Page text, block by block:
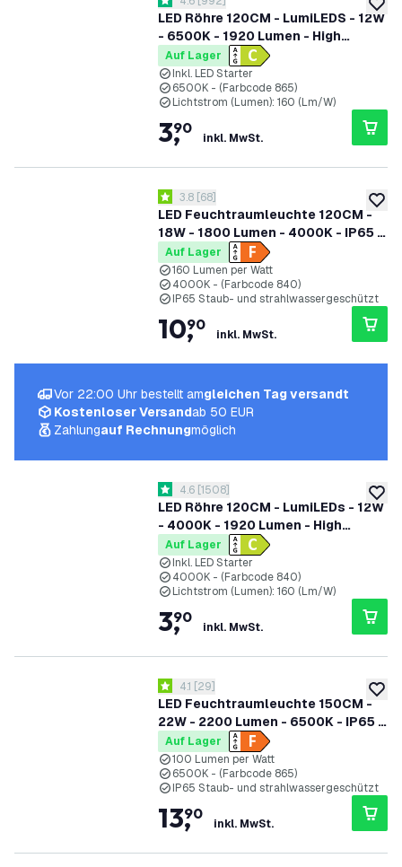
zur
LED Röhre 120CM - LumiLEDS - 12W
- 6500K - 1920 Lumen - High
Efficiency
4.6 Bewertungssterne
Auf Lager
Inkl. LED Starter
6500K - (Farbcode 865)
Lichtstrom (Lumen): 160 (Lm/W)
3,
90
inkl. MwSt.
zur
LED Feuchtraumleuchte 120CM -
18W - 1800 Lumen - 4000K - IP65 -
Inkl. LED Röhre
Bewertungsbereich öffnen
3.8 Bewertungssterne
3.8 [68]
Auf Lager
160 Lumen per Watt
4000K - (Farbcode 840)
IP65 Staub- und strahlwassergeschützt
10,
90
inkl. MwSt.
zur
LED Röhre 120CM - LumiLEDs - 12W
- 4000K - 1920 Lumen - High
Efficiency
Bewertungsbereich öffnen
4.6 Bewertungssterne
4.6 [1508]
Auf Lager
Inkl. LED Starter
4000K - (Farbcode 840)
Lichtstrom (Lumen): 160 (Lm/W)
3,
90
inkl. MwSt.
zur
LED Feuchtraumleuchte 150CM -
22W - 2200 Lumen - 6500K - IP65 -
Inkl. LED Röhre
Bewertungsbereich öffnen
4.1 Bewertungssterne
4.1 [29]
Auf Lager
100 Lumen per Watt
6500K - (Farbcode 865)
IP65 Staub- und strahlwassergeschützt
13,
90
inkl. MwSt.
Vor 22:00 Uhr bestellt amgleichen Tag versandt
Kostenloser Versandab 50 EUR
Zahlungauf Rechnungmöglich